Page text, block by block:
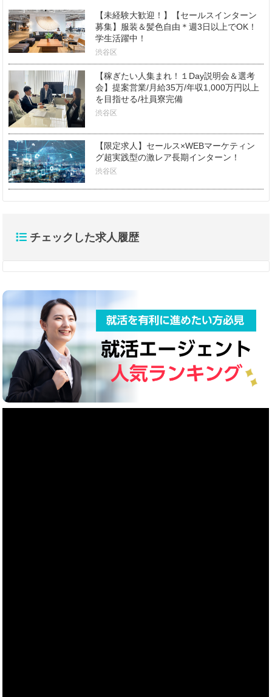
【未経験大歓迎！】【セールスインターン
募集】服装＆髪色自由＊週3日以上でOK！
学生活躍中！
渋谷区
【稼ぎたい人集まれ！１Day説明会＆選考
会】提案営業/月給35万/年収1,000万円以上
を目指せる/社員寮完備
渋谷区
【限定求人】セールス×WEBマーケティン
グ超実践型の激レア長期インターン！
渋谷区
チェックした求人履歴